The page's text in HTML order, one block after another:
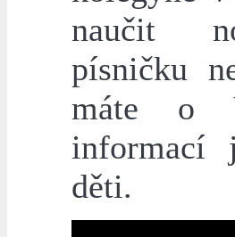
naučit
písničku
máte o
informací
děti.